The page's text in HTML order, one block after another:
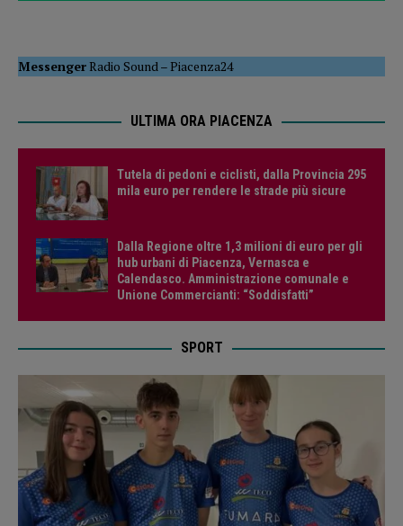
MessengerRadio Sound –Piacenza24
ULTIMA ORA PIACENZA
Tutela di pedoni e ciclisti, dalla Provincia 295
mila euro per rendere le strade più sicure
Dalla Regione oltre 1,3 milioni di euro per gli
hub urbani di Piacenza, Vernasca e
Calendasco. Amministrazione comunale e
Unione Commercianti: “Soddisfatti”
SPORT